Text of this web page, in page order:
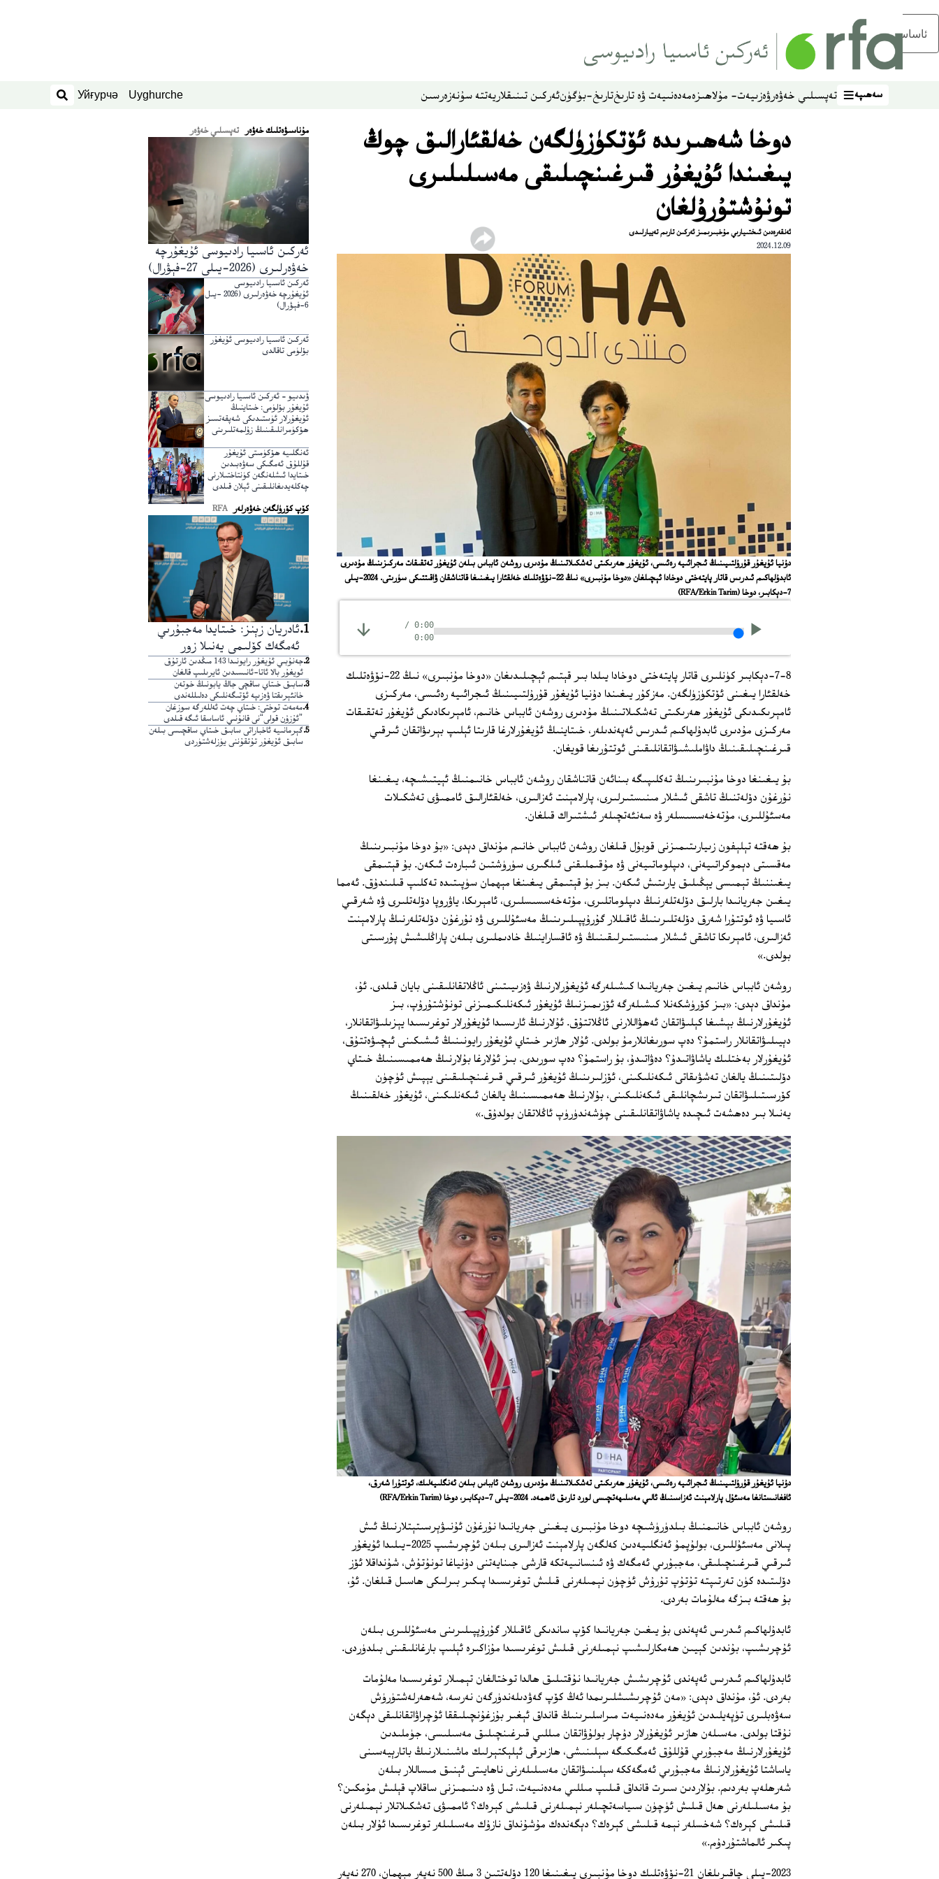
ئاساسلىق مەزمۇنغا ئاتلاڭ
سەھىپە
سەھىپە تەپسىلىي خەۋەرۋەزىيەت- مۇلاھىزەمەدەنىيەت ۋە تارىختارىخ-بۈگۈنئەركىن تىنىقلاريەتتە سۇنەزەرسىن Uyghurche
Уйғурчә
ئىزدەش
دوخا شەھىرىدە ئۆتكۈزۈلگەن خەلقئارالىق چوڭ
يىغىندا ئۇيغۇر قىرغىنچىلىقى مەسىلىلىرى
تونۇشتۇرۇلغان
ئەنقەرەدىن ئىختىيارىي مۇخبىرىمىز ئەركىن تارىم تەييارلىدى
2024.12.09
دۇنيا ئۇيغۇر قۇرۇلتىيىنىڭ ئىجرائىيە رەئىسى، ئۇيغۇر ھەرىكىتى تەشكىلاتىنىڭ مۇدىرى روشەن ئابباس بىلەن ئۇيغۇر تەتقىقات مەركىزىنىڭ مۇدىرى
ئابدۇلھاكىم ئىدرىس قاتار پايتەختى دوخادا ئېچىلغان «دوخا مۇنبىرى» نىڭ 22-نۆۋەتلىك خەلقئارا يىغىنىغا قاتناشقان ۋاقىتتىكى سۈرىتى. 2024-يىلى
7-دېكابىر، دوخا
(RFA/Erkin Tarim)
0:00
/
0:00
7-8-دېكابىر كۈنلىرى قاتار پايتەختى دوخادا يىلدا بىر قېتىم ئېچىلىدىغان «دوخا مۇنبىرى» نىڭ 22-نۆۋەتلىك
خەلقئارا يىغىنى ئۆتكۈزۈلگەن. مەزكۇر يىغىندا دۇنيا ئۇيغۇر قۇرۇلتىيىنىڭ ئىجرائىيە رەئىسى، مەركىزى
ئامېرىكىدىكى ئۇيغۇر ھەرىكىتى تەشكىلاتىنىڭ مۇدىرى روشەن ئابباس خانىم، ئامېرىكادىكى ئۇيغۇر تەتقىقات
مەركىزى مۇدىرى ئابدۇلھاكىم ئىدرىس ئەپەندىلەر، خىتاينىڭ ئۇيغۇرلارغا قارىتا ئېلىپ بېرىۋاتقان ئىرقىي
قىرغىنچىلىقىنىڭ داۋاملىشىۋاتقانلىقىنى ئوتتۇرىغا قويغان.
بۇ يىغىنغا دوخا مۇنبىرىنىڭ تەكلىپىگە بىنائەن قاتناشقان روشەن ئابباس خانىمنىڭ ئېيتىشىچە، يىغىنغا
نۇرغۇن دۆلەتنىڭ تاشقى ئىشلار مىنىستىرلىرى، پارلامېنت ئەزالىرى، خەلقئارالىق ئاممىۋى تەشكىلات
مەسئۇللىرى، مۇتەخەسسىسلەر ۋە سەنئەتچىلەر ئىشتىراك قىلغان.
بۇ ھەقتە تېلېفون زىيارىتىمىزنى قوبۇل قىلغان روشەن ئابباس خانىم مۇنداق دېدى: «بۇ دوخا مۇنبىرىنىڭ
مەقسىتى دېموكراتىيەنى، دىپلوماتىيەنى ۋە مۇقىملىقنى ئىلگىرى سۈرۈشتىن ئىبارەت ئىكەن. بۇ قېتىمقى
يىغىننىڭ تېمىسى يېڭىلىق يارىتىش ئىكەن. بىز بۇ قېتىمقى يىغىنغا مېھمان سۈپىتىدە تەكلىپ قىلىندۇق. ئەمما
يىغىن جەريانىدا بارلىق دۆلەتلەرنىڭ دىپلوماتلىرى، مۇتەخەسسىسلىرى، ئامېرىكا، ياۋروپا دۆلەتلىرى ۋە شەرقىي
ئاسىيا ۋە ئوتتۇرا شەرق دۆلەتلىرىنىڭ ئاقىللار گۇرۇپپىلىرىنىڭ مەسئۇللىرى ۋە نۇرغۇن دۆلەتلەرنىڭ پارلامېنت
ئەزالىرى، ئامېرىكا تاشقى ئىشلار مىنىستىرلىقىنىڭ ۋە ئاقساراينىڭ خادىملىرى بىلەن پاراڭلىشىش پۇرسىتى
بولدى.»
روشەن ئابباس خانىم يىغىن جەريانىدا كىشىلەرگە ئۇيغۇرلارنىڭ ۋەزىيىتىنى ئاڭلاتقانلىقىنى بايان قىلدى. ئۇ،
مۇنداق دېدى: «بىز كۆرۈشكەنلا كىشىلەرگە ئۆزىمىزنىڭ ئۇيغۇر ئىكەنلىكىمىزنى تونۇشتۇرۇپ، بىز
ئۇيغۇرلارنىڭ بېشىغا كېلىۋاتقان ئەھۋاللارنى ئاڭلاتتۇق. ئۇلارنىڭ ئارىسىدا ئۇيغۇرلار توغرىسىدا يېزىلىۋاتقانلار،
دېيىلىۋاتقانلار راستمۇ؟ دەپ سورىغانلارمۇ بولدى. ئۇلار ھازىر خىتاي ئۇيغۇر رايونىنىڭ ئىشىكىنى ئېچىۋەتتۇق،
ئۇيغۇرلار بەختلىك ياشاۋاتىدۇ؟ دەۋاتىدۇ، بۇ راستمۇ؟ دەپ سورىدى. بىز ئۇلارغا بۇلارنىڭ ھەممىسىنىڭ خىتاي
دۆلىتىنىڭ يالغان تەشۋىقاتى ئىكەنلىكىنى، ئۆزلىرىنىڭ ئۇيغۇر ئىرقىي قىرغىنچىلىقىنى يېپىش ئۈچۈن
كۆرسىتىلىۋاتقان تىرىشچانلىقى ئىكەنلىكىنى، بۇلارنىڭ ھەممىسىنىڭ يالغان ئىكەنلىكىنى، ئۇيغۇر خەلقىنىڭ
يەنىلا بىر دەھشەت ئىچىدە ياشاۋاتقانلىقىنى چۈشەندۈرۈپ ئاڭلاتقان بولدۇق.»
دۇنيا ئۇيغۇر قۇرۇلتىيىنىڭ ئىجرائىيە رەئىسى، ئۇيغۇر ھەرىكىتى تەشكىلاتىنىڭ مۇدىرى روشەن ئابباس بىلەن ئەنگلىيەلىك، ئوتتۇرا شەرق،
ئافغانىستانغا مەسئۇل پارلامېنت ئەزاسىنىڭ ئالىي مەسلىھەتچىسى لورد تارىق ئاھمەد. 2024-يىلى 7-دېكابىر، دوخا
(RFA/Erkin Tarim)
روشەن ئابباس خانىمنىڭ بىلدۈرۈشىچە دوخا مۇنبىرى يىغىنى جەريانىدا نۇرغۇن ئۇنىۋېرسىتېتلارنىڭ ئىش
پىلانى مەسئۇللىرى، بولۇپمۇ ئەنگلىيەدىن كەلگەن پارلامېنت ئەزالىرى بىلەن ئۇچرىشىپ 2025-يىلىدا ئۇيغۇر
ئىرقىي قىرغىنچىلىقى، مەجبۇرىي ئەمگەك ۋە ئىنسانىيەتكە قارشى جىنايەتنى دۇنياغا تونۇتۇش، شۇنداقلا ئۆز
دۆلىتىدە كۈن تەرتىپتە تۇتۇپ تۇرۇش ئۈچۈن نېمىلەرنى قىلىش توغرىسىدا پىكىر بىرلىكى ھاسىل قىلغان. ئۇ،
بۇ ھەقتە بىزگە مەلۇمات بەردى.
ئابدۇلھاكىم ئىدرىس ئەپەندى بۇ يىغىن جەريانىدا كۆپ ساندىكى ئاقىللار گۇرۇپپىلىرىنى مەسئۇللىرى بىلەن
ئۇچرىشىپ، بۇندىن كېيىن ھەمكارلىشىپ نېمىلەرنى قىلىش توغرىسىدا مۇزاكىرە ئېلىپ بارغانلىقىنى بىلدۈردى.
ئابدۇلھاكىم ئىدرىس ئەپەندى ئۇچرىشىش جەريانىدا نۇقتىلىق ھالدا توختالغان تېمىلار توغرىسىدا مەلۇمات
بەردى. ئۇ، مۇنداق دېدى: «مەن ئۇچرىشىشلىرىمدا ئەڭ كۆپ گەۋدىلەندۈرگەن نەرسە، شەھەرلەشتۈرۈش
سەۋەبلىرى تۈپەيلىدىن ئۇيغۇر مەدەنىيەت مىراسلىرىنىڭ قانداق ئېغىر بۇزغۇنچىلىققا ئۇچراۋاتقانلىقى دېگەن
نۇقتا بولدى. مەسىلەن ھازىر ئۇيغۇرلار دۇچار بولۇۋاتقان مىللىي قىرغىنچىلىق مەسىلىسى، جۈملىدىن
ئۇيغۇرلارنىڭ مەجبۇرىي قۇللۇق ئەمگىكىگە سېلىنىشى، ھازىرقى ئېلېكتېرلىك ماشىنىلارنىڭ باتارېيەسىنى
ياساشتا ئۇيغۇرلارنىڭ مەجبۇرىي ئەمگەككە سېلىنىۋاتقان مەسىلىلەرنى ناھايىتى ئېنىق مىساللار بىلەن
شەرھلەپ بەردىم. بۇلاردىن سىرت قانداق قىلىپ مىللىي مەدەنىيەت، تىل ۋە دىنىمىزنى ساقلاپ قېلىش مۇمكىن؟
بۇ مەسىلىلەرنى ھەل قىلىش ئۈچۈن سىياسەتچىلەر نېمىلەرنى قىلىشى كېرەك؟ ئاممىۋى تەشكىلاتلار نېمىلەرنى
قىلىشى كېرەك؟ شەخسلەر نېمە قىلىشى كېرەك؟ دېگەندەك مۇشۇنداق نازۇك مەسىلىلەر توغرىسىدا ئۇلار بىلەن
پىكىر ئالماشتۇردۇم.»
2023-يىلى چاقىرىلغان 21-نۆۋەتلىك دوخا مۇنبىرى يىغىنىغا 120 دۆلەتتىن 3 مىڭ 500 نەپەر مېھمان، 270 نەپەر
ﻣﯘﻧﺎﺳﯩﯟﻩﺗﻠﯩﻚ ﺧﻪﯞﻩﺭ تەپسىلىي خەۋەر
ئەركىن ئاسىيا رادىيوسى ئۇيغۇرچە
خەۋەرلىرى (2026-يىلى 27-فېۋرال)
ئەركىن ئاسىيا رادىيوسى
ئۇيغۇرچە خەۋەرلىرى (2026 -يىل
6-فېۋرال)
ئەركىن ئاسىيا رادىيوسى ئۇيغۇر
بۆلۈمى تاقالدى
ۋىدىيو – ئەركىن ئاسىيا رادىيوسى
ئۇيغۇر بۆلۈمى: خىتاينىڭ
ئۇيغۇرلار ئۈستىدىكى شەپقەتسىز
ھۆكۈمرانلىقىنىڭ زۇلمەتلىرىنى
ئەنگلىيە ھۆكۈمىتى ئۇيغۇر
قۇللۇق ئەمگىكى سەۋەبىدىن
خىتايدا ئىشلەنگەن كۈنتاختىلارنى
چەكلەيدىغانلىقىنى ئېلان قىلدى
كۆپ كۆرۈلگەن خەۋەرلەر
RFA
1
.ئادريان زېنز: خىتايدا مەجبۇرىي
ئەمگەك كۆلىمى يەنىلا زور
2
.
جەنۇبىي ئۇيغۇر رايونىدا 143 مىڭدىن ئارتۇق
ئويغۇر بالا ئاتا-ئانىسىدىن ئايرىلىپ قالغان
3
.سابىق خىتاي ساقچى جاڭ يابونىڭ خوتەن
خانئېرىقتا ۋەزىپە ئۆتىگەنلىكى دەلىللەندى
4
.مەمەت توختى: خىتاي چەت ئەللەرگە سوزغان
”ئۇزۇن قولى“نى قانۇنىي ئاساسقا ئىگە قىلدى
5
.گېرمانىيە ئاخباراتى سابىق خىتاي ساقچىسى بىلەن
سابىق ئۇيغۇر تۇتقۇننى يۈزلەشتۈردى